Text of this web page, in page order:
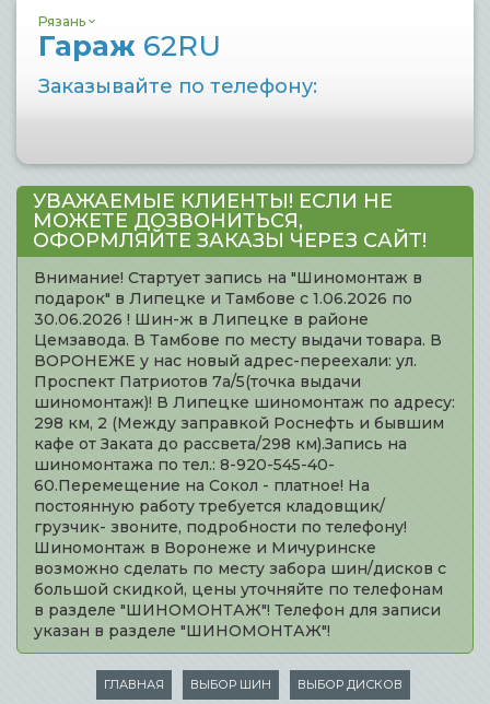
Рязань
Гараж 62RU
Заказывайте по телефону:
УВАЖАЕМЫЕ КЛИЕНТЫ! ЕСЛИ НЕ
МОЖЕТЕ ДОЗВОНИТЬСЯ,
ОФОРМЛЯЙТЕ ЗАКАЗЫ ЧЕРЕЗ САЙТ!
Внимание! Стартует запись на "Шиномонтаж в
подарок" в Липецке и Тамбове с 1.06.2026 по
30.06.2026 ! Шин-ж в Липецке в районе
Цемзавода. В Тамбове по месту выдачи товара. В
ВОРОНЕЖЕ у нас новый адрес-переехали: ул.
Проспект Патриотов 7а/5(точка выдачи
шиномонтаж)! В Липецке шиномонтаж по адресу:
298 км, 2 (Между заправкой Роснефть и бывшим
кафе от Заката до рассвета/298 км).Запись на
шиномонтажа по тел.: 8-920-545-40-
60.Перемещение на Сокол - платное! На
постоянную работу требуется кладовщик/
грузчик- звоните, подробности по телефону!
Шиномонтаж в Воронеже и Мичуринске
возможно сделать по месту забора шин/дисков с
большой скидкой, цены уточняйте по телефонам
в разделе "ШИНОМОНТАЖ"! Телефон для записи
указан в разделе "ШИНОМОНТАЖ"!
ГЛАВНАЯ ВЫБОР ШИН ВЫБОР ДИСКОВ